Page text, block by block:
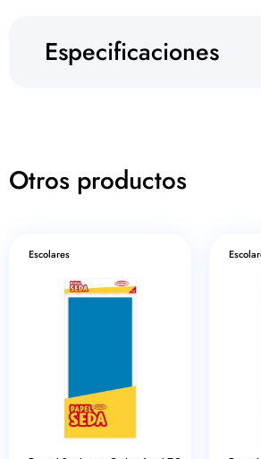
Especificaciones
Otros productos
Escolares